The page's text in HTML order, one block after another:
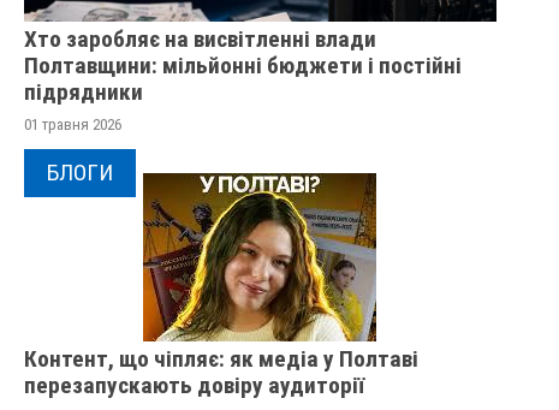
1000 ТІЛ: УКРАЇНА ОТРИМАЛА
РЕПАТРІЙОВАНІ ОСТАНКИ
РОСІЙСЬКИ ДРОН
Хто заробляє на висвітленні влади
Полтавщини: мільйонні бюджети і постійні
підрядники
01 травня 2026
БЛОГИ
Контент, що чіпляє: як медіа у Полтаві
перезапускають довіру аудиторії